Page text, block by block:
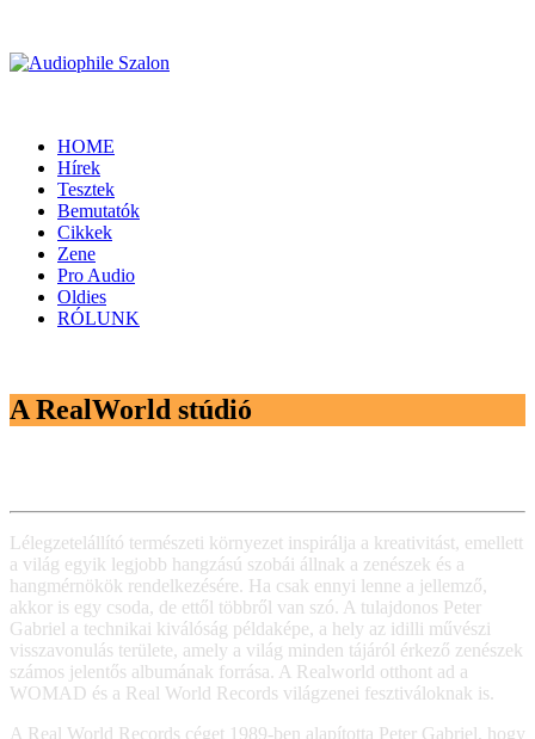
HOME
Hírek
Tesztek
Bemutatók
Cikkek
Zene
Pro Audio
Oldies
RÓLUNK
A RealWorld stúdió
Lélegzetelállító természeti környezet inspirálja a kreativitást, emellett
a világ egyik legjobb hangzású szobái állnak a zenészek és a
hangmérnökök rendelkezésére. Ha csak ennyi lenne a jellemző,
akkor is egy csoda, de ettől többről van szó. A tulajdonos Peter
Gabriel a technikai kiválóság példaképe, a hely az idilli művészi
visszavonulás területe, amely a világ minden tájáról érkező zenészek
számos jelentős albumának forrása. A Realworld otthont ad a
WOMAD és a Real World Records világzenei fesztiváloknak is.
A Real World Records céget 1989-ben alapította Peter Gabriel, hogy